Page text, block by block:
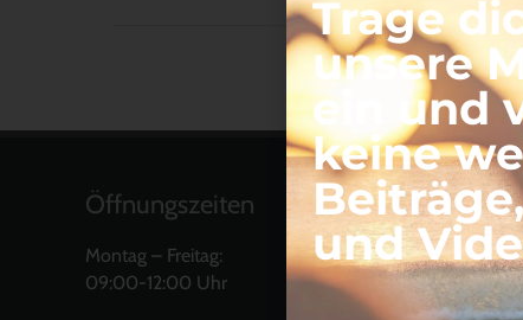
Öffnungszeiten
Montag – Freitag:
09:00-12:00 Uhr
Trage
unsere
ein und
keine
und